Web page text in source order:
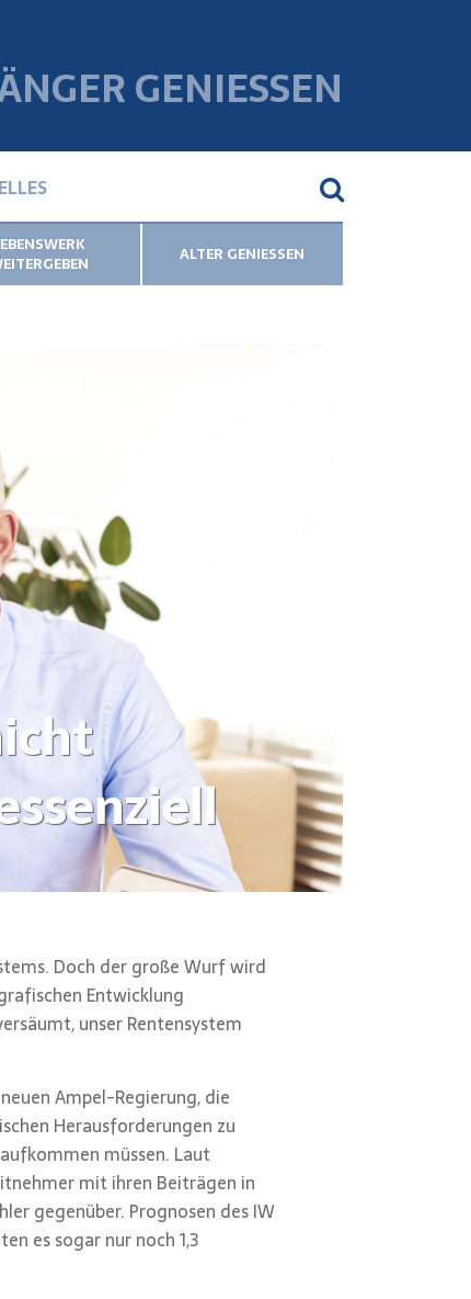
GENIESSEN
ALTER GENIESSEN
Doch der große Wurf wird
Entwicklung
unser Rentensystem
Ampel-Regierung, die
Herausforderungen zu
müssen. Laut
mit ihren Beiträgen in
gegenüber. Prognosen des IW
es sogar nur noch 1,3